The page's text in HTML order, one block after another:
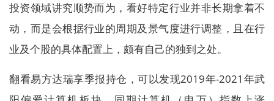
投资领域讲究顺势而为，看好特定行业并非长期拿着不
动，而是会根据行业的周期及景气度进行调整，且在行
业及个股的具体配置上，颇有自己的独到之处。
翻看易方达瑞享季报持仓，可以发现2019年-2021年武